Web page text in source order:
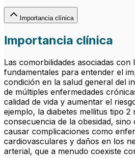
Importancia clínica
Importancia clínica
Las comorbilidades asociadas con
fundamentales para entender el
condición en la salud general del
de múltiples enfermedades
calidad de vida y aumentar el
ejemplo, la diabetes mellitus tipo 2
consecuencia de la obesidad, sino
causar complicaciones como
cardiovasculares y daños en los
arterial, que a menudo coexiste